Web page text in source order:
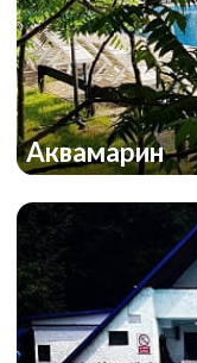
Аквамарин